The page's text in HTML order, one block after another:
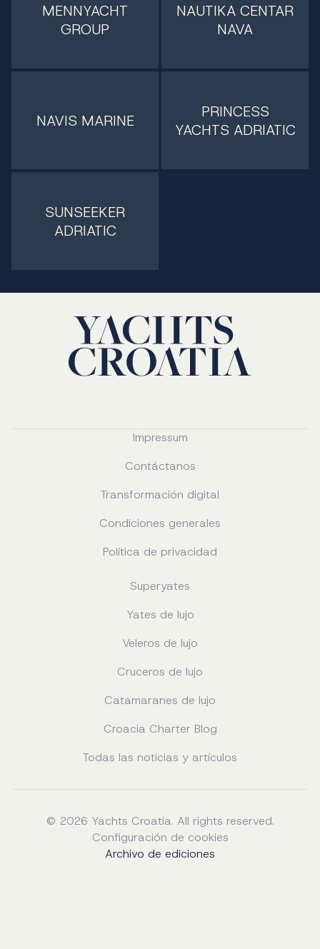
MENNYACHT
GROUP
NAUTIKA CENTAR
NAVA
NAVIS MARINE
PRINCESS
YACHTS ADRIATIC
SUNSEEKER
ADRIATIC
Impressum
Contáctanos
Transformación digital
Condiciones generales
Política de privacidad
Superyates
Yates de lujo
Veleros de lujo
Cruceros de lujo
Catamaranes de lujo
Croacia Charter Blog
Todas las noticias y artículos
© 2026 Yachts Croatia. All rights reserved.
Configuración de cookies
Archivo de ediciones